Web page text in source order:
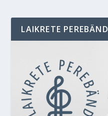
LAIKRETE PEREBÄND